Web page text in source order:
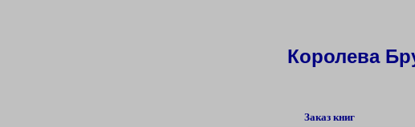
Королева
Заказ книг